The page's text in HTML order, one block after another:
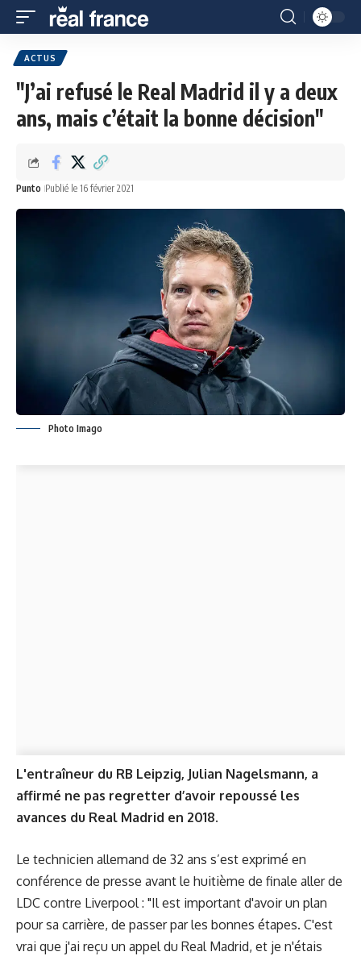
ACTUS
"J’ai refusé le Real Madrid il y a deux
ans, mais c’était la bonne décision"
Punto Publié le 16 février 2021
Photo Imago
L'entraîneur du RB Leipzig, Julian Nagelsmann, a
affirmé ne pas regretter d’avoir repoussé les
avances du Real Madrid en 2018.
Le technicien allemand de 32 ans s’est exprimé en
conférence de presse avant le huitième de finale aller de
LDC contre Liverpool : "Il est important d'avoir un plan
pour sa carrière, de passer par les bonnes étapes. C'est
vrai que j'ai reçu un appel du Real Madrid, et je n'étais